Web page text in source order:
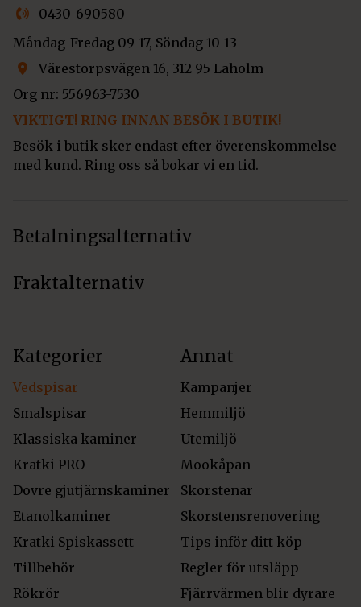
0430-690580
Måndag-Fredag 09-17, Söndag 10-13
Värestorpsvägen 16, 312 95 Laholm
Org nr: 556963-7530
VIKTIGT! RING INNAN BESÖK I BUTIK!
Besök i butik sker endast efter överenskommelse
med kund. Ring oss så bokar vi en tid.
Betalningsalternativ
Fraktalternativ
Kategorier
Vedspisar
Smalspisar
Klassiska kaminer
Kratki PRO
Dovre gjutjärnskaminer
Etanolkaminer
Kratki Spiskassett
Tillbehör
Rökrör
Annat
Kampanjer
Hemmiljö
Utemiljö
Mookåpan
Skorstenar
Skorstensrenovering
Tips inför ditt köp
Regler för utsläpp
Fjärrvärmen blir dyrare